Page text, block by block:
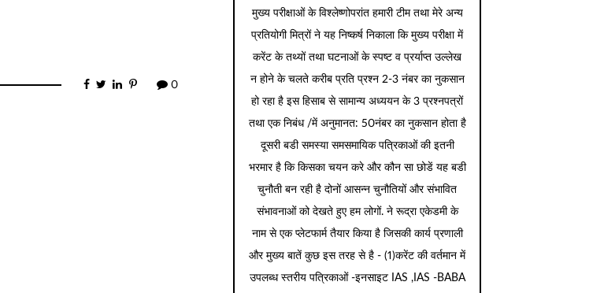
0
मुख्य परीक्षाओं के विश्लेष्णोपरांत हमारी टीम तथा मेरे अन्य
प्रतियोगी मित्रों ने यह निष्कर्ष निकाला कि मुख्य परीक्षा में
करेंट के तथ्यों तथा घटनाओं के स्पष्ट व प्रर्याप्त उल्लेख
न होने के चलते करीब प्रति प्रश्न 2-3 नंबर का नुकसान
हो रहा है इस हिसाब से सामान्य अध्ययन के 3 प्रश्नपत्रों
तथा एक निबंध /में अनुमानत: 50नंबर का नुकसान होता है
दूसरी बडी समस्या समसमायिक पत्रिकाओं की इतनी
भरमार है कि किसका चयन करे और कौन सा छोडें यह बडी
चुनौती बन रही है दोनों आसन्न चुनौतियों और संभावित
संभावनाओं को देखते हुए हम लोगों. ने रूद्रा एकेडमी के
नाम से एक प्लेटफार्म तैयार किया है जिसकी कार्य प्रणाली
और मुख्य बातें कुछ इस तरह से है - (1)करेंट की वर्तमान में
उपलब्ध स्तरीय पत्रिकाओं -इनसाइट IAS ,IAS -BABA